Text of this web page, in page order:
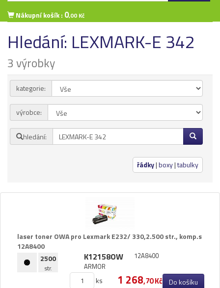
Nákupní košík : 0,00 Kč
Přihlášení zákazníka
Přihlásit se
Nová registrace Ztráta hesla
Náplně
pro jehličkové tiskárny
pro kopírovací stroje
Ostatní
Hledání: LEXMARK-E 342
3 výrobky
kategorie:
výrobce:
hledání:
řádky|boxy|tabulky
laser toner OWA pro Lexmark E232/​ 330,​2.​500 str.​,​ komp.​s
12A8400
2500
str.
K12158OW
ARMOR
12A8400
ks 1 268,70 Kč Do košíku